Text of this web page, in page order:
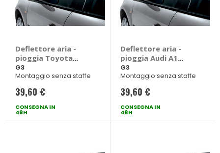
Deflettore aria -
pioggia Toyota
Rav-4 2019> - G3
Toyota Rav-4 2019
> 5 porte
G3
Montaggio senza staffe
39,60 €
CONSEGNA IN
48H
Deflettore aria -
pioggia Audi A1
2018> - G3 Audi A1
2018 > 5 porte
G3
Montaggio senza staffe
39,60 €
CONSEGNA IN
48H